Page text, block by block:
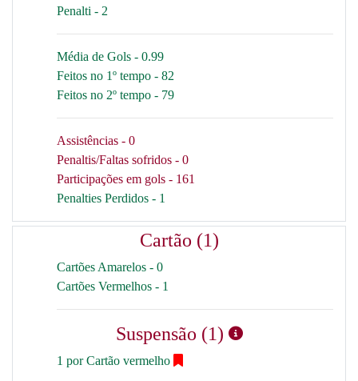
Penalti - 2
Média de Gols - 0.99
Feitos no 1º tempo - 82
Feitos no 2º tempo - 79
Assistências - 0
Penaltis/Faltas sofridos - 0
Participações em gols - 161
Penalties Perdidos - 1
Cartão (1)
Cartões Amarelos - 0
Cartões Vermelhos - 1
Suspensão (1)
1 por Cartão vermelho